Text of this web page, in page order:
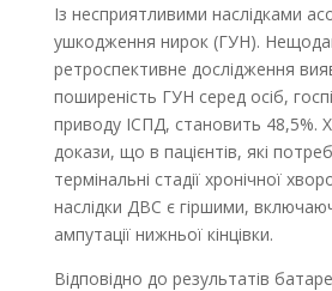
Із несприятливими наслідками
ушкодження нирок (ГУН).
ретроспективне дослідження
поширеність ГУН серед осіб,
приводу ІСПД, становить 48,5%.
докази, що в пацієнтів, які
термінальні стадії хронічної
наслідки ДВС є гіршими,
ампутації нижньої кінцівки.
Відповідно до результатів